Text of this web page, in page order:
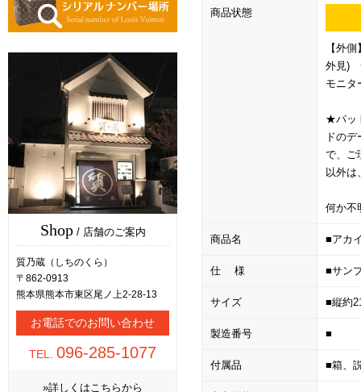
Shop/ 店舗のご案内
質乃蔵（しちのくら）
〒862-0913
熊本県熊本市東区尾ノ上2-28-13
お電話でのお問い合わせ
TEL. 096-285-1077
»詳しくはこちらから
商品状態
【外
外見)
モニ
★パッ
ドの
で、ご
以外は
何か不
商品名 ■アカ
仕 様 ■サン
サイズ ■縦約
製造番号 ■
付属品 ■箱、